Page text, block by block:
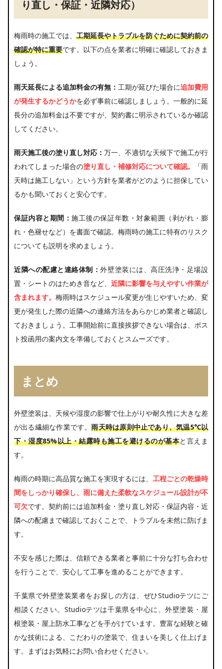
り直し・保証・近隣対応）
梅雨時の施工では、 工期延長やトラブルを防ぐために契約前の
確認が特に重要です。以下の点を業者に明確に確認しておきま
しょう。
雨天延長による追加料金の有無： 工期が延びた場合に追加費用
が発生するかどうかを必ず事前に確認しましょう。一般的に延
長分の追加料金は不要ですが、契約書に明示されているか確認
してください。
雨天施工後の塗り直し対応： 万一、不適切な天候下で施工が行
われてしまった場合の塗り直し・補修対応について確認。
「雨
天時は施工しない」という方針を業者がどのように担保してい
るかも聞いておくと安心です。
保証内容と期間：施工後の保証年数・対象範囲（剥がれ・膨
れ・色褪せなど）を書面で確認。梅雨時の施工に特有のリスク
についても説明を求めましょう。
近隣への配慮と連絡体制：外壁塗装には、高圧洗浄・足場設
置・シートのはためき音など、 近隣に影響を与えやすい作業が
含まれます。 梅雨時はスケジュール変更が生じやすいため、変
更が発生した際の近隣への連絡方法をあらかじめ業者と確認し
ておきましょう。工事開始前に直接挨拶できない場合は、ポス
ト投函用の案内文を準備しておくとスムーズです。
まとめ
外壁塗装は、天候や湿度の影響で仕上がりや耐久性に大きな差
が出る繊細な作業です。雨天時は原則中止であり、気温5℃以
下・湿度85%以上・結露時も施工を避けるのが基本と言えま
す。
梅雨の時期に高品質な施工を実現するには、 工程ごとの乾燥時
間をしっかり確保し、雨に備えた柔軟なスケジュール設計が不
可欠です。契約前には追加料金・塗り直し対応・保証内容・近
隣への配慮まで確認しておくことで、トラブルを未然に防げま
す。
不安を感じた際は、信頼できる業者と事前に十分な打ち合わせ
を行うことで、安心して工事を進めることができます。
千葉県で外壁塗装業者をお探しの方は、ぜひStudioテツにご
相談ください。Studioテツは千葉県を中心に、外壁塗装・屋
根塗装・屋上防水工事などを手がけています。豊富な経験と確
かな技術による、こだわりの塗装で、住まいを美しく仕上げま
す。まずはお気軽にお問い合わせください。